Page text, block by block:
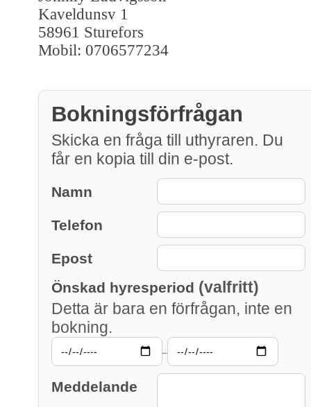
Kaveldunsv 1
58961 Sturefors
Mobil: 0706577234
Bokningsförfrågan
Skicka en fråga till uthyraren. Du
får en kopia till din e-post.
Namn
Telefon
Epost
Önskad hyresperiod (valfritt)
Detta är bara en förfrågan, inte en
bokning.
–
Meddelande